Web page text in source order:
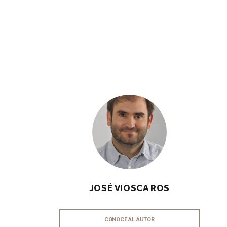
JOSÉ VIOSCA ROS
CONOCE AL AUTOR